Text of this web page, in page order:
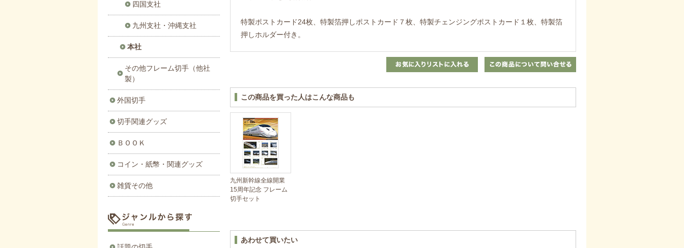
特製ポストカード24枚、特製箔押しポストカード７枚、特製チェンジングポストカード１枚、特製箔
押しホルダー付き。
この商品を買った人はこんな商品も
九州新幹線全線開業
15周年記念 フレーム
切手セット
あわせて買いたい
四国支社
九州支社・沖縄支社
本社
その他フレーム切手（他社
製）
外国切手
切手関連グッズ
ＢＯＯＫ
コイン・紙幣・関連グッズ
雑貨その他